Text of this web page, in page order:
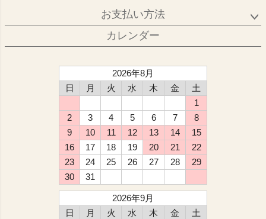
お支払い方法
カレンダー
2026年8月
日
月 火 水 木 金
土
1
2
3 4 5 6 7
8
9
10 11 12 13 14
15
16
17 18 19 20 21
22
23
24 25 26 27 28
29
30
31
2026年9月
日
月 火 水 木 金
土